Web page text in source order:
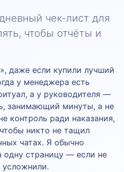
чек-лист для
чтобы отчёты и
даже если купили лучший
у менеджера есть
а у руководителя —
занимающий минуты, а не
контроль ради наказания,
никто не тащил
чатах. Я обычно
одну страницу — если не
усложнили.